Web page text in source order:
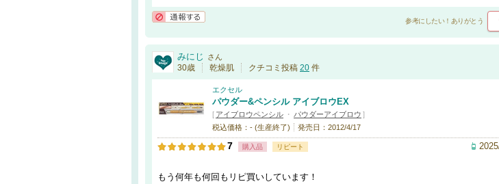
参考にしたい！ありがとう
みにじ さん
30歳 乾燥肌 クチコミ投稿 20 件
エクセル
パウダー&ペンシル アイブロウEX
[ アイブロウペンシル ・ パウダーアイブロウ ]
税込価格：- (生産終了)
発売日：2012/4/17
7 購入品 リピート
もう何年も何回もリピ買いしています！